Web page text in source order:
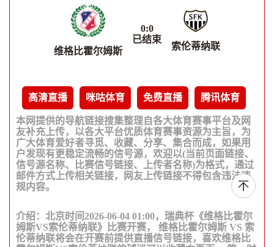
维格比霍尔姆斯
0:0
已结束
索伦蒂纳联
高清直播 咪咕体育 免费直播 腾讯体育
本网提供的导航链接搜集整理自各大体育赛事平台及网
友补充上传，以各大平台优质体育赛事资源为主旨，为
广大体育爱好者寻觅、收藏、分享、集合而成，如果用
户发现有更稳定流畅的信号源，欢迎以(当前页面链接、
信号源名称、比赛信号链接、上传者名称)为格式，通过
邮件方式上传相关链接，网友上传链接不得包含违法违
规内容。
介绍：北京时间2026-06-04 01:00，瑞典杯《维格比霍尔
姆斯VS索伦蒂纳联》比赛开赛， 维格比霍尔姆斯 VS 索
伦蒂纳联将会在开赛前提供直播信号链接，喜欢维格比